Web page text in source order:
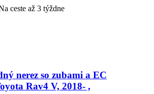
ceste až 3 týždne
nerez so zubami a EC
Rav4 V, 2018- ,